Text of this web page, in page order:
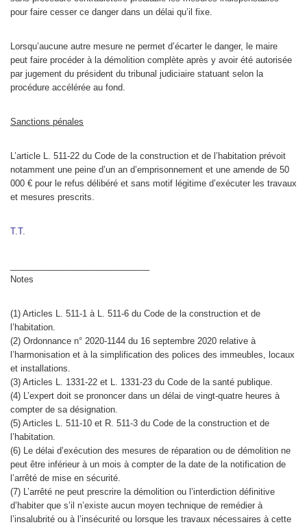
pour faire cesser ce danger dans un délai qu’il fixe.
Lorsqu’aucune autre mesure ne permet d’écarter le danger, le maire
peut faire procéder à la démolition complète après y avoir été autorisée
par jugement du président du tribunal judiciaire statuant selon la
procédure accélérée au fond.
Sanctions pénales
L’article L. 511-22 du Code de la construction et de l’habitation prévoit
notamment une peine d’un an d’emprisonnement et une amende de 50
000 € pour le refus délibéré et sans motif légitime d’exécuter les travaux
et mesures prescrits.
T.T.
Notes
(1) Articles L. 511-1 à L. 511-6 du Code de la construction et de
l’habitation.
(2) Ordonnance n° 2020-1144 du 16 septembre 2020 relative à
l’harmonisation et à la simplification des polices des immeubles, locaux
et installations.
(3) Articles L. 1331-22 et L. 1331-23 du Code de la santé publique.
(4) L’expert doit se prononcer dans un délai de vingt-quatre heures à
compter de sa désignation.
(5) Articles L. 511-10 et R. 511-3 du Code de la construction et de
l’habitation.
(6) Le délai d’exécution des mesures de réparation ou de démolition ne
peut être inférieur à un mois à compter de la date de la notification de
l’arrêté de mise en sécurité.
(7) L’arrêté ne peut prescrire la démolition ou l’interdiction définitive
d’habiter que s’il n’existe aucun moyen technique de remédier à
l’insalubrité ou à l’insécurité ou lorsque les travaux nécessaires à cette